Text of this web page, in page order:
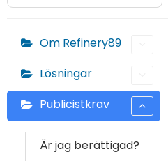
Om Refinery89
Lösningar
Publicistkrav
Är jag berättigad?